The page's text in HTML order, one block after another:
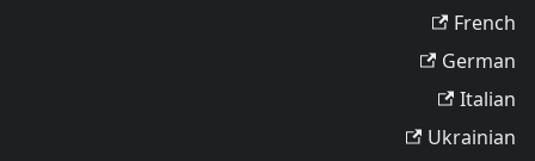
French
German
Italian
Ukrainian